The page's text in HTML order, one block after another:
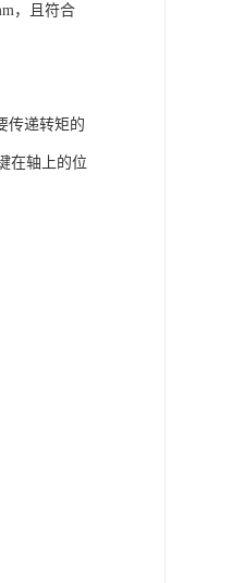
，且符合
传递转矩的
在轴上的位